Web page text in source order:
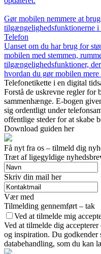
Gør mobilen nemmere at
tilgængelighedsfunktionerne i
Telefon
Uanset om du har brug for
mobilen med stemmen,
tilgængelighedsfunktioner,
hvordan du gør mobilen
Telefonetikette i en digital
Forstå de uskrevne regler for
sammenhænge. E-bogen
sig ordentligt under
offentlige steder for at skabe
Download guiden her
Få nyt fra os – tilmeld dig
Træt af ligegyldige
Skriv din mail her
Vær med
Tilmelding gennemført – tak
Ved at tilmelde mig
Ved at tilmelde dig
og inspiration. Du
databehandling, som du kan